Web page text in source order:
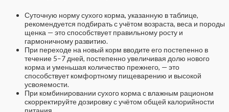
Суточную норму сухого корма, указанную в таблице,
рекомендуется подбирать с учётом возраста, веса и породы
щенка — это способствует правильному росту и
гармоничному развитию.
При переходе на новый корм вводите его постепенно в
течение 5–7 дней, постепенно увеличивая долю нового
корма и уменьшая количество прежнего, — это
способствует комфортному пищеварению и высокой
усвояемости.
При комбинировании сухого корма с влажным рационом
скорректируйте дозировку с учётом общей калорийности
питания.